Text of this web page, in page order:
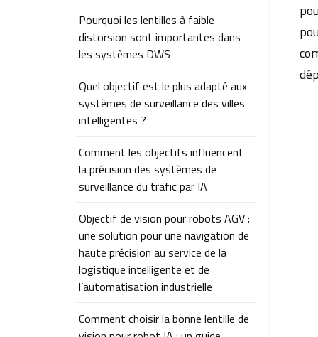
Pourquoi les lentilles à faible
distorsion sont importantes dans
les systèmes DWS
Quel objectif est le plus adapté aux
systèmes de surveillance des villes
intelligentes ?
Comment les objectifs influencent
la précision des systèmes de
surveillance du trafic par IA
Objectif de vision pour robots AGV :
une solution pour une navigation de
haute précision au service de la
logistique intelligente et de
l’automatisation industrielle
Comment choisir la bonne lentille de